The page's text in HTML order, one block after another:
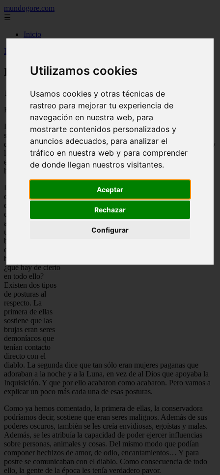
Utilizamos cookies
Usamos cookies y otras técnicas de
rastreo para mejorar tu experiencia de
navegación en nuestra web, para
mostrarte contenidos personalizados y
anuncios adecuados, para analizar el
tráfico en nuestra web y para comprender
de donde llegan nuestros visitantes.
Aceptar
Rechazar
Configurar
mundogore.com
☰
Inicio
Inicio
Leyendas: Brujas. Brujería
📅 01/01/2026
Brujas
Las leyendas, mitos e historias que circulan alrededor de las brujas
son diversos y muy variados. Y es que ya no sólo por los poderes
que se le atribuían atraen el interés de la gente. Su aspecto sombrío y
lúgubre, su inseparable gato negro, su escoba, sus pociones,... todo
el entorno de las brujas les da un aire misterioso que desde siempre
ha llamado la atención.
Debemos tener
claro que todo lo
que hemos
comentado
anteriormente es
una imagen
bastante
estereotipada de las
brujas. Realmente,
¿qué hay de cierto
en todo ello?
Existen dos tipos
de posturas al
respecto. La
primera de ellas
sostiene que las
brujas eran seres
demoníacos que
tenían contacto
directo con el
diablo. La segunda dice que tan sólo eran mujeres paganas que
adoraban a la noche y a la Luna, en vez de al Dios que apoyaba la
Inquisición. Y que por ello acabaron como acabaron. Pero vamos a
explicar un poco más cada una de esas posturas.
Como ya hemos comentado, la primera de ellas, la conservadora
podríamos decir, sostiene que eran seres malignos. Además de sus
poderes oscuros, también se les creía envidiosas, egoístas y malas.
Además, se les atribuía la capacidad de poder ejercer influencias
sobre personas, animales y cosas. Del mismo modo que podían
componer hechizos de amor, de odio, encantamientos… Y para
postre se comunicaban con el diablo. Como consecuencia de todo
ello, la gente de la época les tenía verdadero pavor.